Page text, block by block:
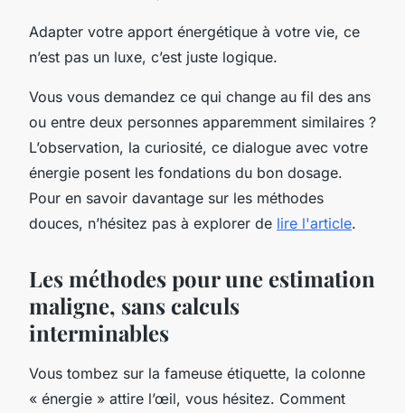
Adapter votre apport énergétique à votre vie, ce
n’est pas un luxe, c’est juste logique.
Vous vous demandez ce qui change au fil des ans
ou entre deux personnes apparemment similaires ?
L’observation, la curiosité, ce dialogue avec votre
énergie posent les fondations du bon dosage.
Pour en savoir davantage sur les méthodes
douces, n’hésitez pas à explorer de lire l'article.
Les méthodes pour une estimation
maligne, sans calculs
interminables
Vous tombez sur la fameuse étiquette, la colonne
« énergie » attire l’œil, vous hésitez. Comment